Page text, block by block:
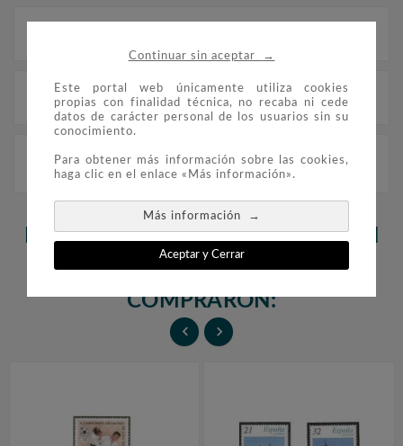
Continuar sin aceptar →
Este portal web únicamente utiliza cookies
propias con finalidad técnica, no recaba ni cede
datos de carácter personal de los usuarios sin su
conocimiento.
Para obtener más información sobre las cookies,
haga clic en el enlace «Más información».
Más información →
Aceptar y Cerrar
Detalles del producto
1206/08 Centenario de la fiesta del Sagrado Corazón
de Jesús
LOS CLIENTES QUE ADQUIRIERON
ESTE PRODUCTO TAMBIÉN
COMPRARON:
 